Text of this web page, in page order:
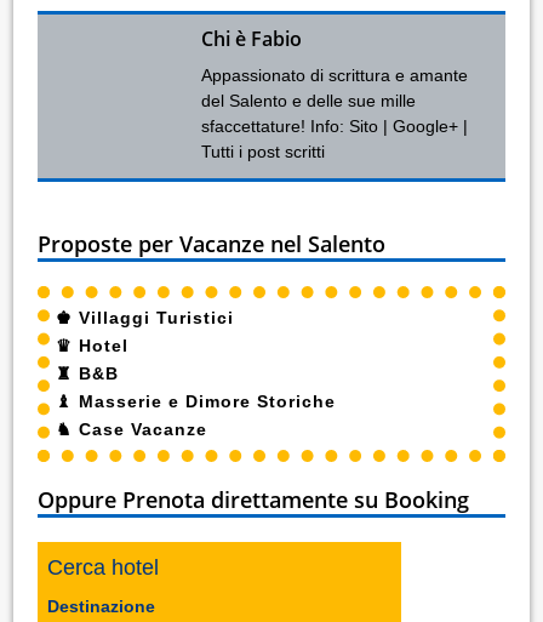
Chi è Fabio
Appassionato di scrittura e amante
del Salento e delle sue mille
sfaccettature! Info: Sito |Google+ |
Tutti i post scritti
Proposte per Vacanze nel Salento
♚Villaggi Turistici
♛ Hotel
♜ B&B
♝ Masserie e Dimore Storiche
♞Case Vacanze
Oppure Prenota direttamente su Booking
Cerca hotel
Destinazione